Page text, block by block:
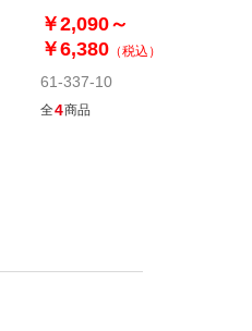
￥2,090～
￥6,380 （税込）
61-337-10
全4商品